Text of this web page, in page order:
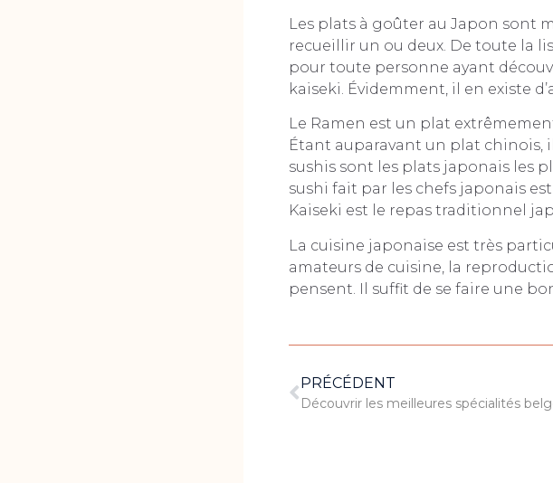
Les plats à goûter au Japon sont
recueillir un ou deux. De toute la
pour toute personne ayant
kaiseki. Évidemment, il en existe
Le Ramen est un plat
Étant auparavant un plat chinois,
sushis sont les plats japonais les
sushi fait par les chefs japonais
Kaiseki est le repas traditionnel
La cuisine japonaise est très
amateurs de cuisine, la
pensent. Il suffit de se faire une
PRÉCÉDENT
Découvrir les meilleures spécialités